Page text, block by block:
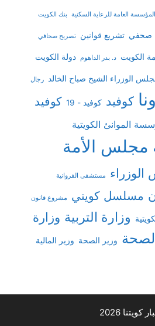
المؤسسة العامة للرعاية السكنية بنك الكويت
صحفي تشريع قوانين تصريح صحافي
الكويت د. بدر الداهوم دولة الكويت
الوزراء الشيخ صباح الخالد رجال
كوفيد كوفيد - 19
كوفيد
الموانئ الكويتية
مجلس الأمة
مستشفى الفروانية
مسلسل كويتي مشروع قانون
وزارة التربية وزارة
وزير الصحة وزير المالية
كويتنا 2026